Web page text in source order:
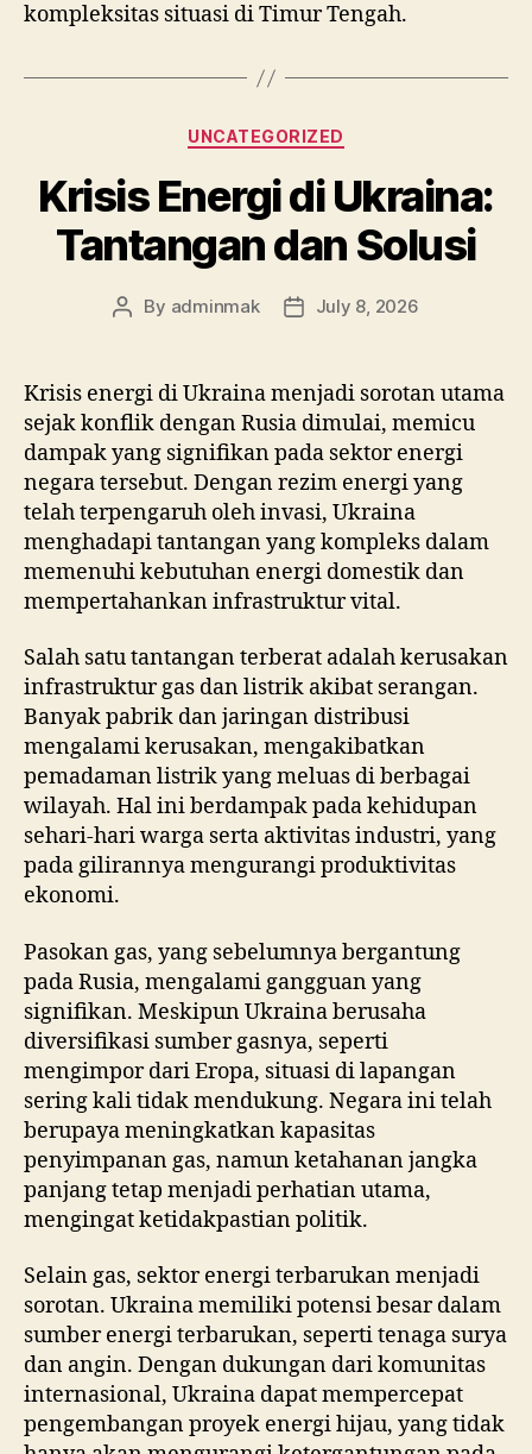
kompleksitas situasi di Timur Tengah.
Categories
UNCATEGORIZED
Krisis Energi di Ukraina:
Tantangan dan Solusi
Post
By adminmak
PostJuly 8, 2026
Krisis energi di Ukraina menjadi sorotan utama
sejak konflik dengan Rusia dimulai, memicu
dampak yang signifikan pada sektor energi
negara tersebut. Dengan rezim energi yang
telah terpengaruh oleh invasi, Ukraina
menghadapi tantangan yang kompleks dalam
memenuhi kebutuhan energi domestik dan
mempertahankan infrastruktur vital.
Salah satu tantangan terberat adalah kerusakan
infrastruktur gas dan listrik akibat serangan.
Banyak pabrik dan jaringan distribusi
mengalami kerusakan, mengakibatkan
pemadaman listrik yang meluas di berbagai
wilayah. Hal ini berdampak pada kehidupan
sehari-hari warga serta aktivitas industri, yang
pada gilirannya mengurangi produktivitas
ekonomi.
Pasokan gas, yang sebelumnya bergantung
pada Rusia, mengalami gangguan yang
signifikan. Meskipun Ukraina berusaha
diversifikasi sumber gasnya, seperti
mengimpor dari Eropa, situasi di lapangan
sering kali tidak mendukung. Negara ini telah
berupaya meningkatkan kapasitas
penyimpanan gas, namun ketahanan jangka
panjang tetap menjadi perhatian utama,
mengingat ketidakpastian politik.
Selain gas, sektor energi terbarukan menjadi
sorotan. Ukraina memiliki potensi besar dalam
sumber energi terbarukan, seperti tenaga surya
dan angin. Dengan dukungan dari komunitas
internasional, Ukraina dapat mempercepat
pengembangan proyek energi hijau, yang tidak